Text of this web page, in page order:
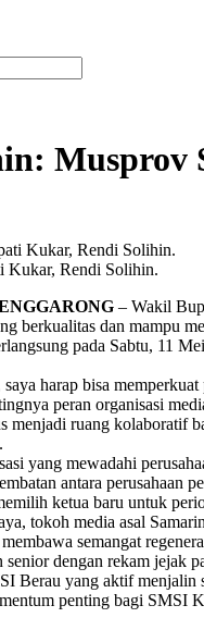
Kukar, Rendi Solihin.
– Wakil
berkualitas dan mampu
pada Sabtu, 11
harap bisa
peran organisasi
menjadi ruang kolaboratif
yang mewadahi
antara perusahaan
ketua baru untuk
tokoh media asal
semangat
dengan rekam jejak
Berau yang aktif
penting bagi SMSI